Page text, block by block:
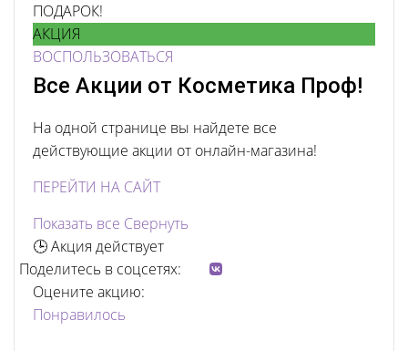
ПОДАРОК!
АКЦИЯ
ВОСПОЛЬЗОВАТЬСЯ
Все Акции от Косметика Проф!
На одной странице вы найдете все
действующие акции от онлайн-магазина!
ПЕРЕЙТИ НА САЙТ
Показать все Свернуть
🕒 Акция действует
Поделитесь в соцсетях:
Оцените акцию:
Понравилось